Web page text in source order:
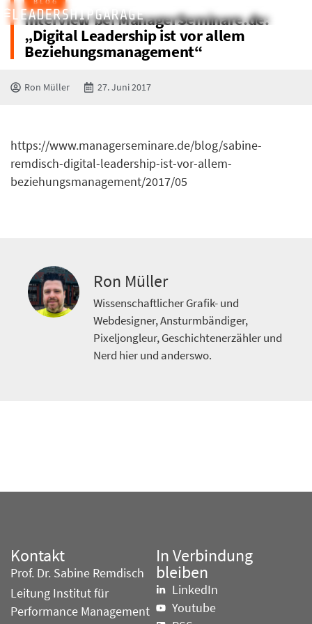
Interview bei ManagerSeminare.de:
„Digital Leadership ist vor allem
Beziehungsmanagement“
Ron Müller 27. Juni 2017
https://www.managerseminare.de/blog/sabine-
remdisch-digital-leadership-ist-vor-allem-
beziehungsmanagement/2017/05
Ron Müller
Wissenschaftlicher Grafik- und
Webdesigner, Ansturmbändiger,
Pixeljongleur, Geschichtenerzähler und
Nerd hier und anderswo.
Kontakt
Prof. Dr. Sabine Remdisch
Leitung Institut für
Performance Management
In Verbindung
bleiben
LinkedIn
Youtube